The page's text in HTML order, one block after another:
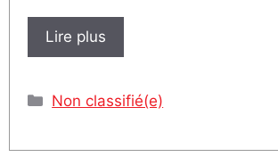
Lire plus
Catégories
Non classifié(e)